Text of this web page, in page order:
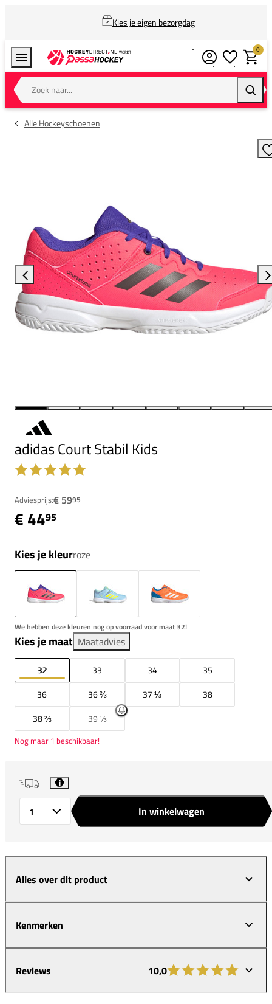
Kies je eigen bezorgdag
Zoek naar...
0
Alle Hockeyschoenen
adidas Court Stabil Kids
Adviesprijs:€ 5995
€ 4495
Kies je kleurroze
We hebben deze kleuren nog op voorraad voor maat 32!
Kies je maat Maatadvies
32 33 34
35
36
36 ⅔ 37 ⅓
38
38 ⅔
39 ⅓
Nog maar 1 beschikbaar!
i
In winkelwagen
Alles over dit product
Kenmerken
Reviews 10,0